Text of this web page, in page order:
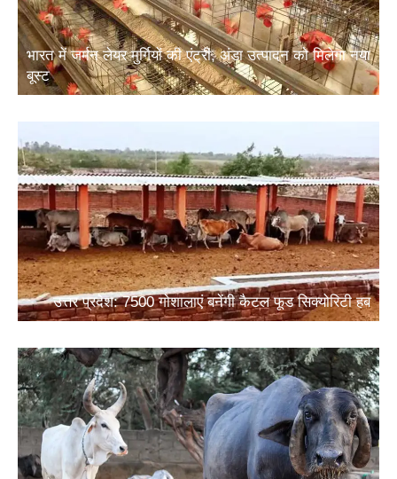
भारत में जर्मन लेयर मुर्गियों की एंट्री, अंडा उत्पादन को मिलेगा नया
बूस्ट
उत्तर प्रदेश: 7500 गोशालाएं बनेंगी कैटल फूड सिक्योरिटी हब